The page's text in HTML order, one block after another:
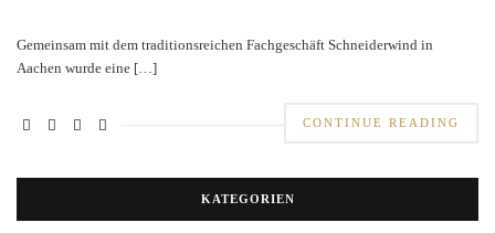
Gemeinsam mit dem traditionsreichen Fachgeschäft Schneiderwind in
Aachen wurde eine […]
CONTINUE READING
KATEGORIEN